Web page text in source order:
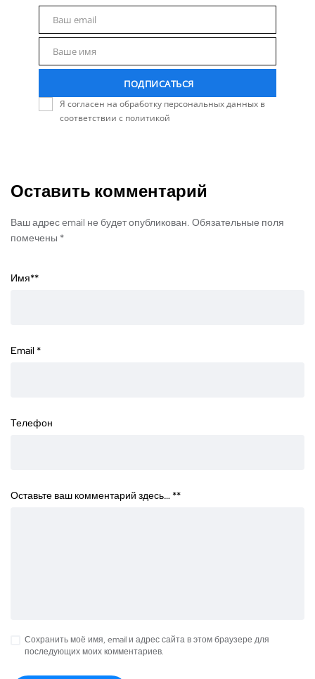
Email
Ваш email
Name
Ваше имя
ПОДПИСАТЬСЯ
Я согласен на обработку персональных данных в
соответствии с политикой
Оставить комментарий
Ваш адрес email не будет опубликован. Обязательные поля
помечены *
Имя**
Email *
Телефон
Оставьте ваш комментарий здесь… **
Сохранить моё имя, email и адрес сайта в этом браузере для
последующих моих комментариев.